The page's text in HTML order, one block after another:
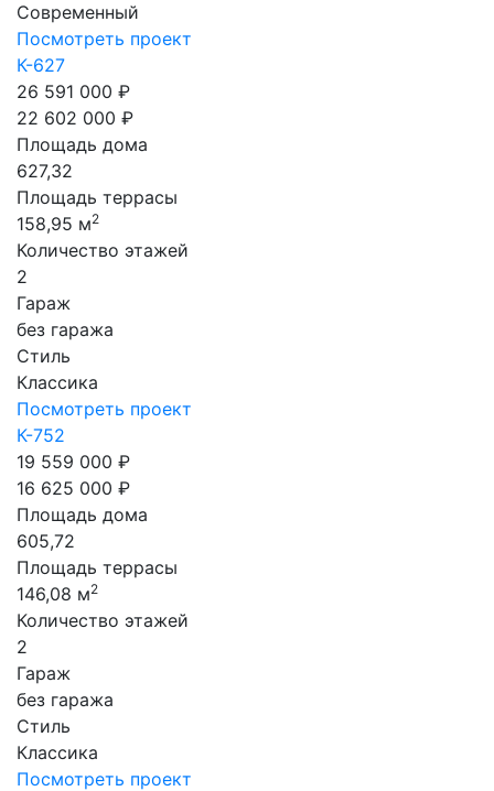
Современный
Посмотреть проект
К-627
26 591 000 ₽
22 602 000 ₽
Площадь дома
627,32
Площадь террасы
158,95 м2
Количество этажей
2
Гараж
без гаража
Стиль
Классика
Посмотреть проект
К-752
19 559 000 ₽
16 625 000 ₽
Площадь дома
605,72
Площадь террасы
146,08 м2
Количество этажей
2
Гараж
без гаража
Стиль
Классика
Посмотреть проект